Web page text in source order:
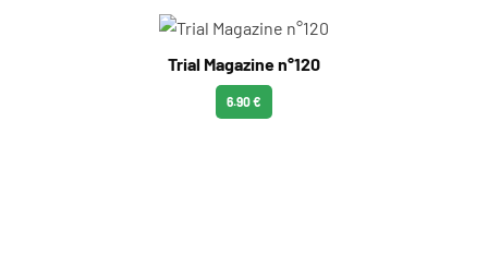
Trial Magazine n°120
6.90 €